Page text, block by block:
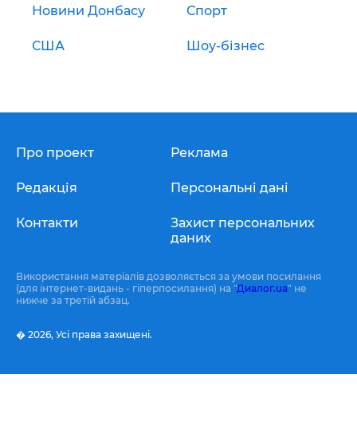
Новини Донбасу Спорт
США Шоу-бізнес
Про проект
Редакція
Контакти
Реклама
Персональні дані
Захист персональних
даних
Використання матеріалів дозволяється за умови посилання
(для інтернет-видань - гіперпосилання) на "Диалог.ua" не
нижче за третій абзац.
� 2026, Усі права захищені.